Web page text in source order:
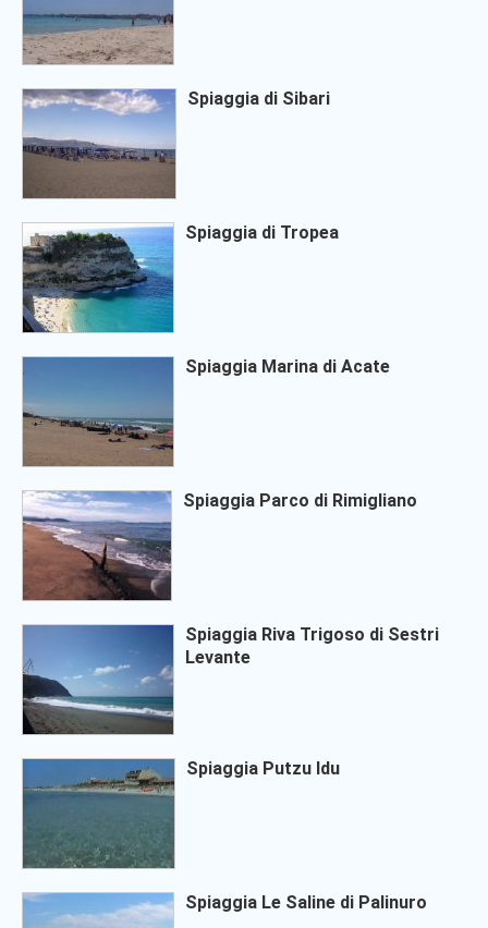
Spiaggia di Sibari
Spiaggia di Tropea
Spiaggia Marina di Acate
Spiaggia Parco di Rimigliano
Spiaggia Riva Trigoso di Sestri
Levante
Spiaggia Putzu Idu
Spiaggia Le Saline di Palinuro